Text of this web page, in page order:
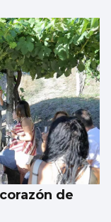
de